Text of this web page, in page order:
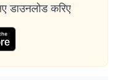
डाउनलोड करिए